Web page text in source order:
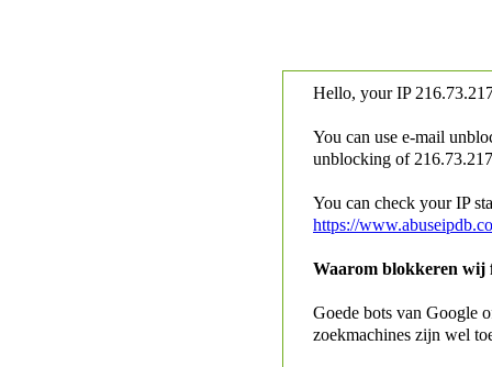
Hello, your IP
You can use e-mail
unblocking of
You can check your IP
https://
Waarom blokkeren wij
Goede bots van Google
zoekmachines zijn wel